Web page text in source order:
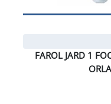
FAROL JARD 1